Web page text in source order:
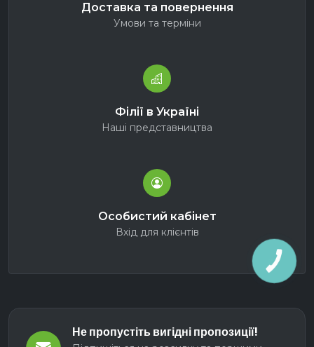
Доставка та повернення
Умови та терміни
Філії в Україні
Наші представництва
Особистий кабінет
Вхід для клієнтів
Не пропустіть вигідні пропозиції!
КНОПКА
ЗВ'ЯЗКУ